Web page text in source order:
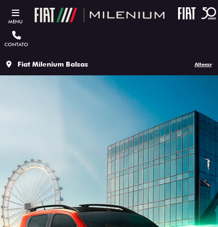
MENU
CONTATO
Fiat Milenium Balsas Alterar
ESTOU INTERESSADO
Versão escolhida